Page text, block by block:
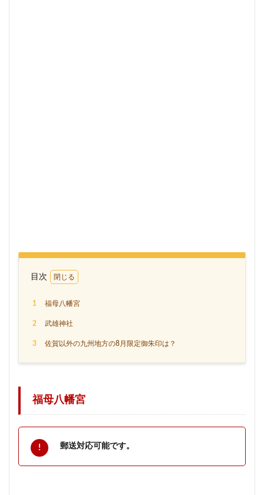
目次
1 福母八幡宮
2 武雄神社
3 佐賀以外の九州地方の8月限定御朱印は？
福母八幡宮
郵送対応可能です。